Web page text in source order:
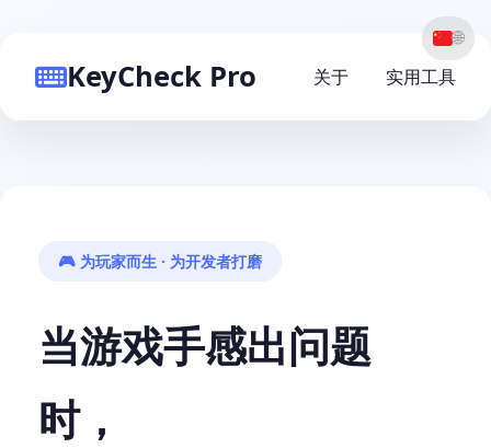
🌐
KeyCheck Pro 关于 实用工具
🎮 为玩家而生 · 为开发者打磨
当游戏手感出问题
时，